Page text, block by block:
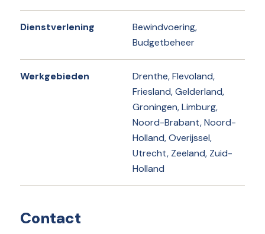
Dienstverlening
Bewindvoering,
Budgetbeheer
Werkgebieden
Drenthe, Flevoland,
Friesland, Gelderland,
Groningen, Limburg,
Noord-Brabant, Noord-
Holland, Overijssel,
Utrecht, Zeeland, Zuid-
Holland
Contact